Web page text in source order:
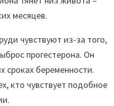
месяцев.
чувствуют из-за того,
прогестерона. Он
сроках беременности.
кто чувствует подобное